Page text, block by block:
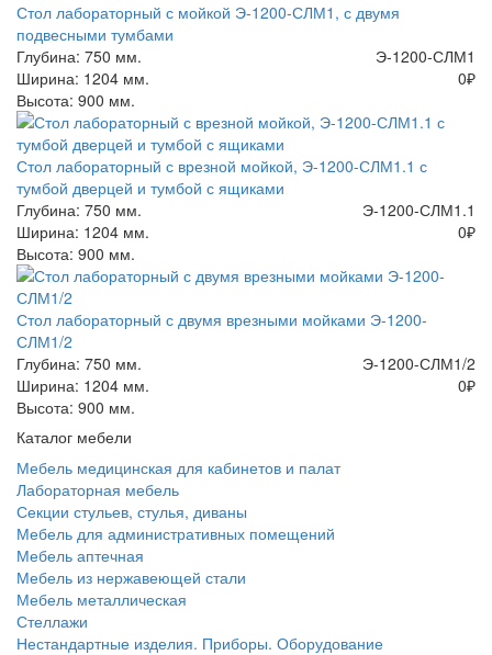
Стол лабораторный с мойкой Э-1200-СЛМ1, с двумя
подвесными тумбами
Э-1200-СЛМ1
0₽
Глубина: 750 мм.
Ширина: 1204 мм.
Высота: 900 мм.
Стол лабораторный с врезной мойкой, Э-1200-СЛМ1.1 с
тумбой дверцей и тумбой с ящиками
Э-1200-СЛМ1.1
0₽
Глубина: 750 мм.
Ширина: 1204 мм.
Высота: 900 мм.
Стол лабораторный с двумя врезными мойками Э-1200-
СЛМ1/2
Э-1200-СЛМ1/2
0₽
Глубина: 750 мм.
Ширина: 1204 мм.
Высота: 900 мм.
Каталог мебели
Мебель медицинская для кабинетов и палат
Лабораторная мебель
Секции стульев, стулья, диваны
Мебель для административных помещений
Мебель аптечная
Мебель из нержавеющей стали
Мебель металлическая
Стеллажи
Нестандартные изделия. Приборы. Оборудование